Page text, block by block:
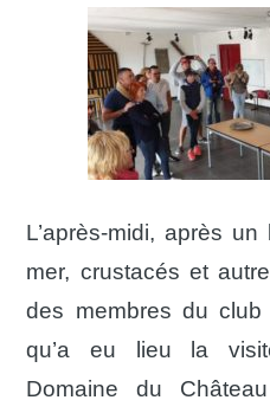
L’après-midi, après
mer, crustacés et
des membres du
qu’a eu lieu la
Domaine du